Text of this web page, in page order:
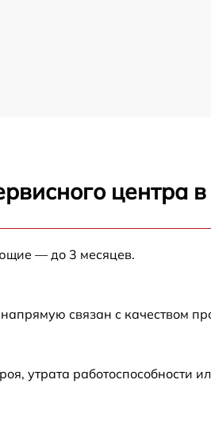
центра
— до 3 месяцев.
связан с качеством
утрата работоспособности